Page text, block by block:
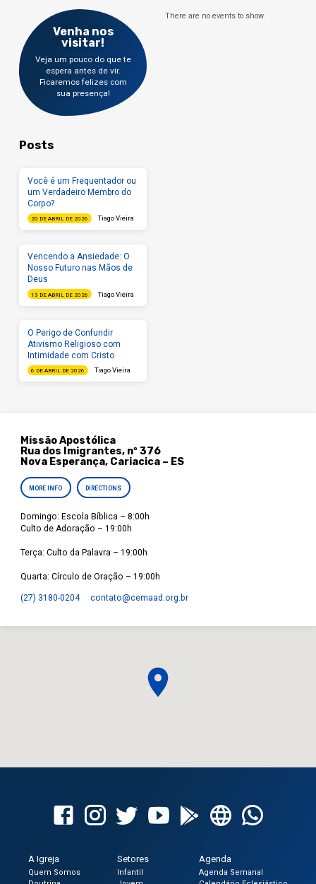
Venha nos
visitar!
Veja um pouco do que te
espera antes de vir.
Ficaremos felizes com
sua presença!
There are no events to show.
Posts
Você é um Frequentador ou
um Verdadeiro Membro do
Corpo?
20 DE ABRIL DE 2026 Tiago Vieira
Vencendo a Ansiedade: O
Nosso Futuro nas Mãos de
Deus
13 DE ABRIL DE 2026 Tiago Vieira
O Perigo de Confundir
Ativismo Religioso com
Intimidade com Cristo
6 DE ABRIL DE 2026 Tiago Vieira
Missão Apostólica
Rua dos Imigrantes, nº 376
Nova Esperança, Cariacica – ES
MORE INFO DIRECTIONS
Domingo: Escola Bíblica – 8:00h
Culto de Adoração – 19:00h
Terça: Culto da Palavra – 19:00h
Quarta: Círculo de Oração – 19:00h
(27) 3180-0204 contato​@cemaad.org.br
A Igreja
Quem Somos
Setores
Infantil
Agenda
Agenda Semanal